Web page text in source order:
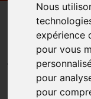
Nous
expérience
pour vous
pour
pour
Arubix S
30 Ml
EUROLABOR